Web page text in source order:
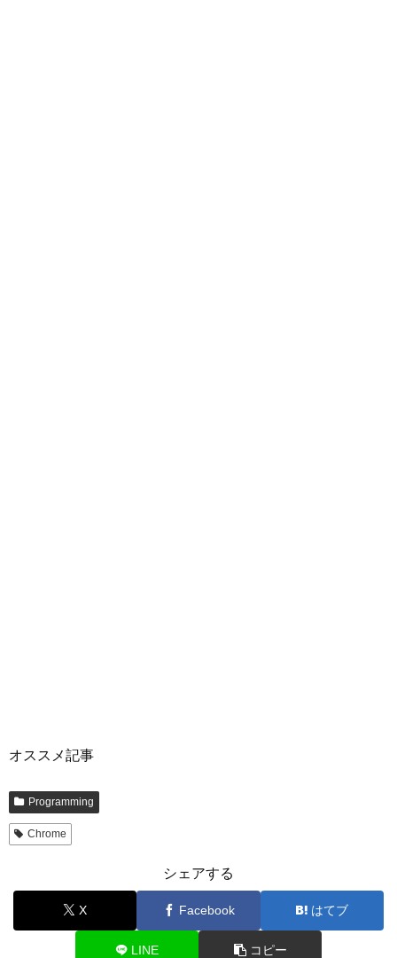
オススメ記事
Programming
Chrome
シェアする
X Facebook はてブ
LINE コピー